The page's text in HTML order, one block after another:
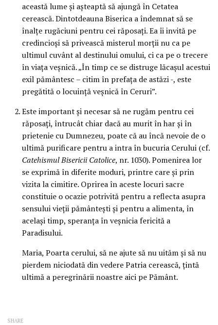
această lume şi aşteaptă să ajungă în Cetatea
cerească. Dintotdeauna Biserica a îndemnat să se
înalţe rugăciuni pentru cei răposaţi. Ea îi invită pe
credincioşi să privească misterul morţii nu ca pe
ultimul cuvânt al destinului omului, ci ca pe o trecere
în viaţa veşnică. „În timp ce se distruge lăcaşul acestui
exil pământesc – citim în prefaţa de astăzi -, este
pregătită o locuinţă veşnică în Ceruri”.
Este important şi necesar să ne rugăm pentru cei
răposaţi, întrucât chiar dacă au murit în har şi în
prietenie cu Dumnezeu, poate că au încă nevoie de o
ultimă purificare pentru a intra în bucuria Cerului (cf.
Catehismul Bisericii Catolice, nr. 1030). Pomenirea lor
se exprimă în diferite moduri, printre care şi prin
vizita la cimitire. Oprirea în aceste locuri sacre
constituie o ocazie potrivită pentru a reflecta asupra
sensului vieţii pământeşti şi pentru a alimenta, în
acelaşi timp, speranţa în veşnicia fericită a
Paradisului.
Maria, Poarta cerului, să ne ajute să nu uităm şi să nu
pierdem niciodată din vedere Patria cerească, ţintă
ultimă a peregrinării noastre aici pe Pământ.
SHARE